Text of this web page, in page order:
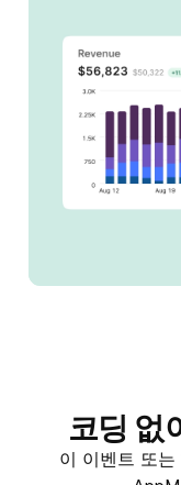
코딩 없
이 이벤트 또는